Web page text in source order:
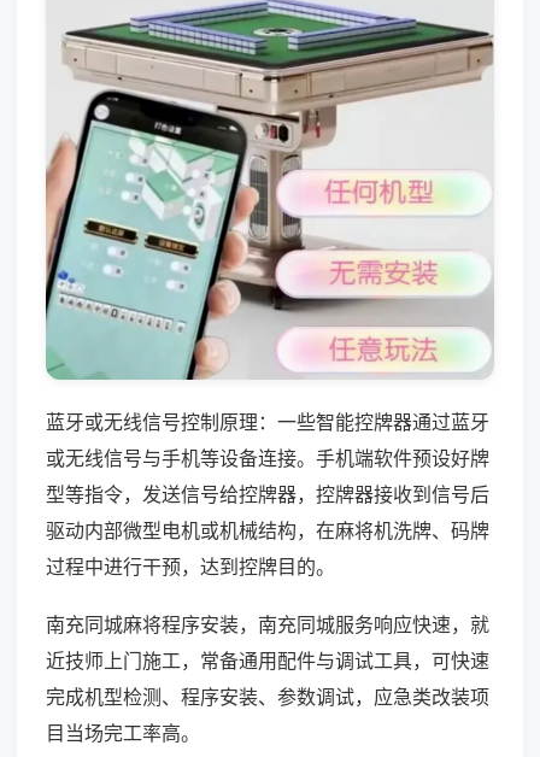
蓝牙或无线信号控制原理：一些智能控牌器通过蓝牙
或无线信号与手机等设备连接。手机端软件预设好牌
型等指令，发送信号给控牌器，控牌器接收到信号后
驱动内部微型电机或机械结构，在麻将机洗牌、码牌
过程中进行干预，达到控牌目的。
南充同城麻将程序安装，南充同城服务响应快速，就
近技师上门施工，常备通用配件与调试工具，可快速
完成机型检测、程序安装、参数调试，应急类改装项
目当场完工率高。